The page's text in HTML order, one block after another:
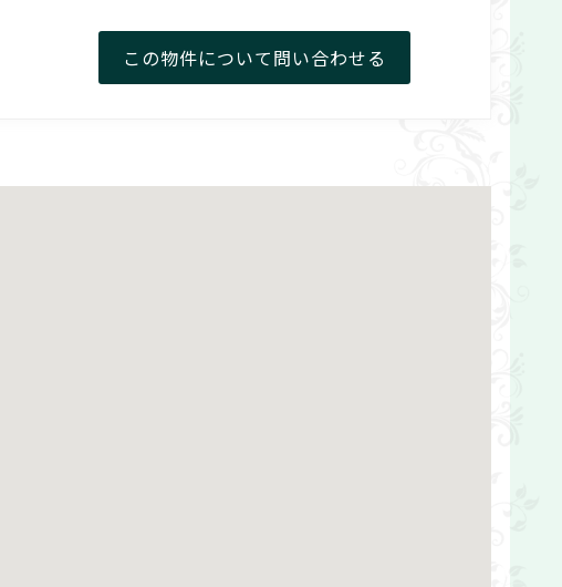
この物件について問い合わせる